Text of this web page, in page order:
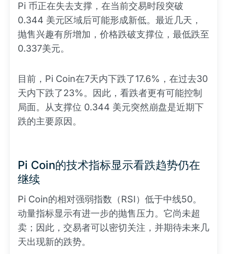
Pi 币正在失去支撑，在当前交易时段突破
0.344 美元区域后可能形成新低。最近几天，
抛售兴趣有所增加，价格跌破支撑位，最低跌至
0.337美元。
目前，Pi Coin在7天内下跌了17.6%，在过去30
天内下跌了23%。因此，看跌者更有可能控制
局面。从支撑位 0.344 美元突然崩盘是近期下
跌的主要原因。
Pi Coin的技术指标显示看跌趋势仍在
继续
Pi Coin的相对强弱指数（RSI）低于中线50。
动量指标显示有进一步的抛售压力。它尚未超
卖；因此，交易者可以密切关注，并期待未来几
天出现新的跌势。